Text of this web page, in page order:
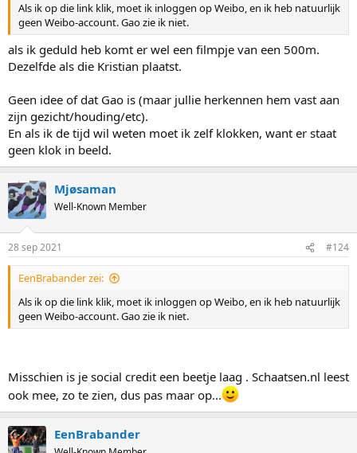
Als ik op die link klik, moet ik inloggen op Weibo, en ik heb natuurlijk
geen Weibo-account. Gao zie ik niet.
als ik geduld heb komt er wel een filmpje van een 500m.
Dezelfde als die Kristian plaatst.
Geen idee of dat Gao is (maar jullie herkennen hem vast aan
zijn gezicht/houding/etc).
En als ik de tijd wil weten moet ik zelf klokken, want er staat
geen klok in beeld.
Mjøsaman
Well-Known Member
28 sep 2021 #124
EenBrabander zei:
Als ik op die link klik, moet ik inloggen op Weibo, en ik heb natuurlijk
geen Weibo-account. Gao zie ik niet.
Misschien is je social credit een beetje laag . Schaatsen.nl leest
ook mee, zo te zien, dus pas maar op...
EenBrabander